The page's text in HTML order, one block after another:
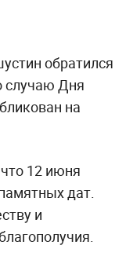
обратился
случаю Дня
на
12 июня
дат.
и